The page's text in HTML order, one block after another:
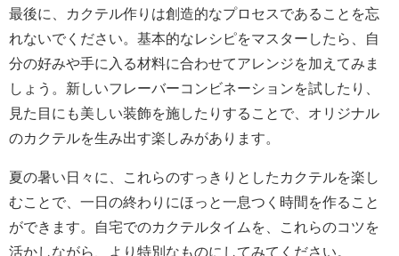
最後に、カクテル作りは創造的なプロセスであることを忘
れないでください。基本的なレシピをマスターしたら、自
分の好みや手に入る材料に合わせてアレンジを加えてみま
しょう。新しいフレーバーコンビネーションを試したり、
見た目にも美しい装飾を施したりすることで、オリジナル
のカクテルを生み出す楽しみがあります。
夏の暑い日々に、これらのすっきりとしたカクテルを楽し
むことで、一日の終わりにほっと一息つく時間を作ること
ができます。自宅でのカクテルタイムを、これらのコツを
活かしながら、より特別なものにしてみてください。